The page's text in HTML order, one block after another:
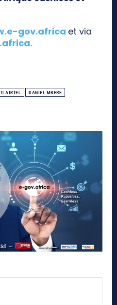
gov.africa et via
.
AIRTEL DANIEL MBERE